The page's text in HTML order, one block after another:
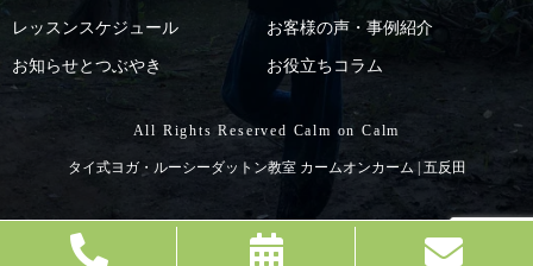
レッスンスケジュール お客様の声・事例紹介
お知らせとつぶやき お役立ちコラム
All Rights Reserved Calm on Calm
タイ式ヨガ・ルーシーダットン教室 カームオンカーム | 五反田